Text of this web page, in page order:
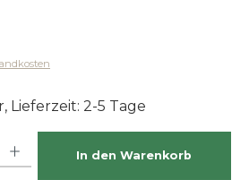
Lieferzeit: 2-5 Tage
In den Warenkorb